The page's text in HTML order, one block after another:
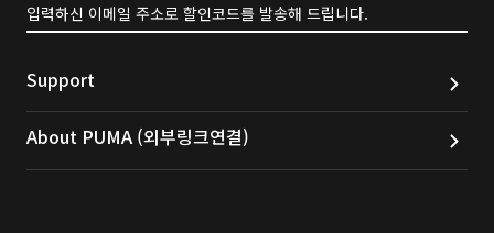
입력하신 이메일 주소로 할인코드를 발송해 드립니다.
Support
About PUMA (외부링크연결)